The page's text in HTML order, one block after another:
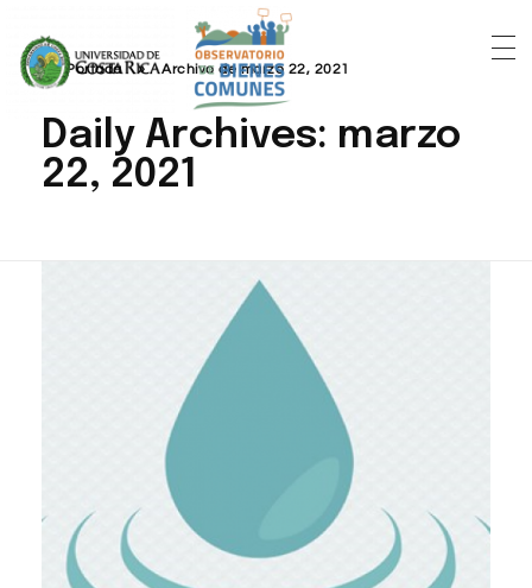
Portada » Archivo de marzo 22, 2021
Daily Archives: marzo
22, 2021